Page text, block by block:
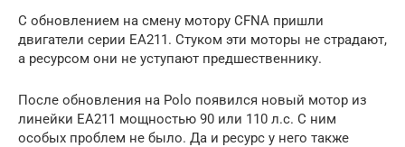
С обновлением на смену мотору CFNA пришли
двигатели серии ЕА211. Стуком эти моторы не страдают,
а ресурсом они не уступают предшественнику.
После обновления на Polo появился новый мотор из
линейки ЕА211 мощностью 90 или 110 л.с. С ним
особых проблем не было. Да и ресурс у него также